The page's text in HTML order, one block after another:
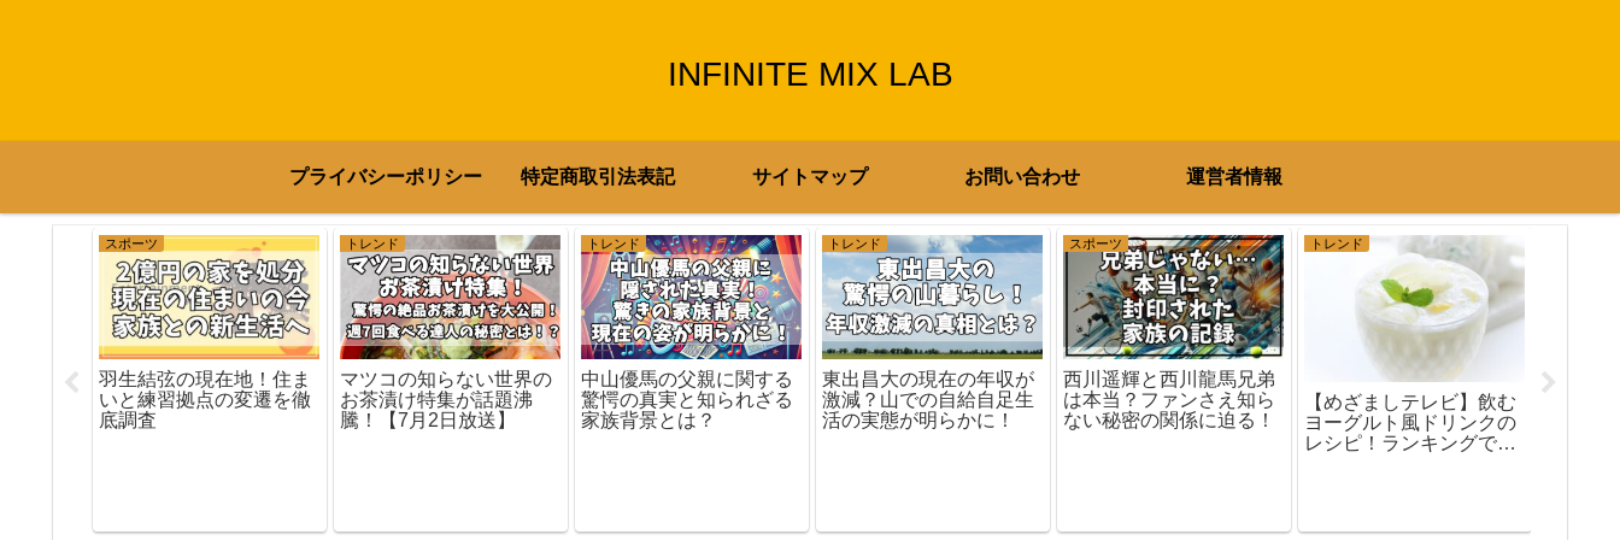
INFINITE MIX LAB
プライバシーポリシー 特定商取引法表記 サイトマップ お問い合わせ 運営者情報
スポーツ
羽生結弦の現在地！住ま
いと練習拠点の変遷を徹
底調査
トレンド
マツコの知らない世界の
お茶漬け特集が話題沸
騰！【7月2日放送】
トレンド
中山優馬の父親に関する
驚愕の真実と知られざる
家族背景とは？
トレンド
東出昌大の現在の年収が
激減？山での自給自足生
活の実態が明らかに！
スポーツ
西川遥輝と西川龍馬兄弟
は本当？ファンさえ知ら
ない秘密の関係に迫る！
トレンド
【めざましテレビ】飲む
ヨーグルト風ドリンクの
レシピ！ランキングで話
松下洸